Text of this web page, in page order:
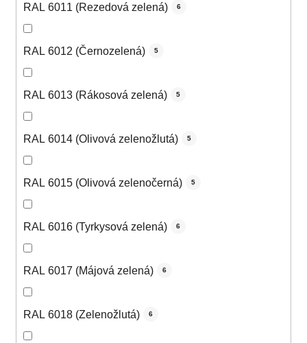
RAL 6011 (Rezedová zelená) 6
RAL 6012 (Černozelená) 5
RAL 6013 (Rákosová zelená) 5
RAL 6014 (Olivová zelenožlutá) 5
RAL 6015 (Olivová zelenočerná) 5
RAL 6016 (Tyrkysová zelená) 6
RAL 6017 (Májová zelená) 6
RAL 6018 (Zelenožlutá) 6